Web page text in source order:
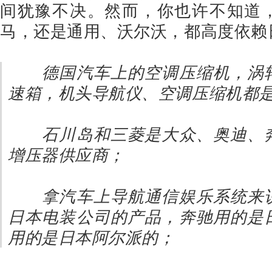
间犹豫不决。然而，你也许不知道
马，还是通用、沃尔沃，都高度依
德国汽车上的空调压缩机，涡
速箱，机头导航仪、空调压缩机都
石川岛和三菱是大众、奥迪、
增压器供应商；
拿汽车上导航通信娱乐系统来
日本电装公司的产品，奔驰用的是
用的是日本阿尔派的；